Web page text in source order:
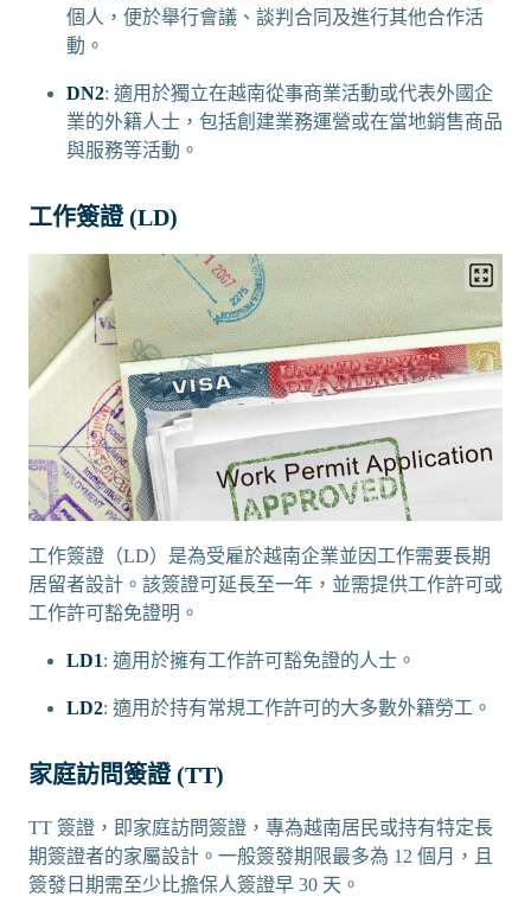
個人，便於舉行會議、談判合同及進行其他合作活
動。
DN2: 適用於獨立在越南從事商業活動或代表外國企
業的外籍人士，包括創建業務運營或在當地銷售商品
與服務等活動。
工作簽證 (LD)
工作簽證（LD）是為受雇於越南企業並因工作需要長期
居留者設計。該簽證可延長至一年，並需提供工作許可或
工作許可豁免證明。
LD1: 適用於擁有工作許可豁免證的人士。
LD2: 適用於持有常規工作許可的大多數外籍勞工。
家庭訪問簽證 (TT)
TT 簽證，即家庭訪問簽證，專為越南居民或持有特定長
期簽證者的家屬設計。一般簽發期限最多為 12 個月，且
簽發日期需至少比擔保人簽證早 30 天。